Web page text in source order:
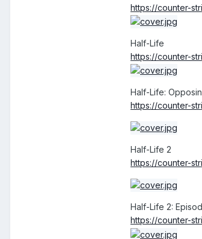
https://counter-
Half-Life
https://counter-
Half-Life:
https://counter-
Half-Life 2
https://counter-
Half-Life 2:
https://counter-